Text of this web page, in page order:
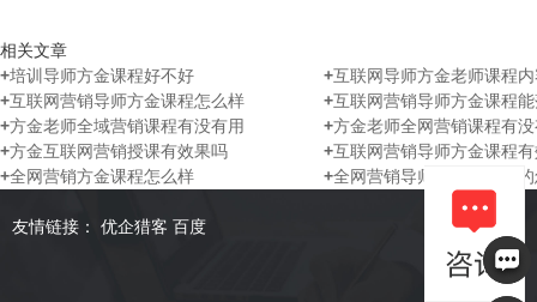
相关文章
+培训导师方金课程好不好 +互联网导师方金老师课程
+互联网营销导师方金课程怎么样 +互联网营销导师方金课程
+方金老师全域营销课程有没有用 +方金老师全网营销课程有
+方金互联网营销授课有效果吗 +互联网营销导师方金课程
+全网营销方金课程怎么样 +全网营销导师方金课程讲
友情链接： 优企猎客 百度